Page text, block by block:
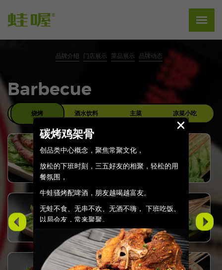
品牌介绍 门店展示 菜品展示 品牌动态
Barbecue
烧烤 酒水饮料 主菜 凉菜小吃
碳烤鸡架骨
创品类中心概念，聚焦常聚文化，
放松的下班时刻，三五好友的相聚，轻松的用
餐氛围，
牛蛙骚烤配啤酒，朋友越喝越富友。
无蛙不食、无串不欢、无酒不嗨， 下班吃饭、
以局会友，常来聚聚。
不聊工作，只谈人生，只是宵夜！
正餐加宵夜，年轻人美味胜地。